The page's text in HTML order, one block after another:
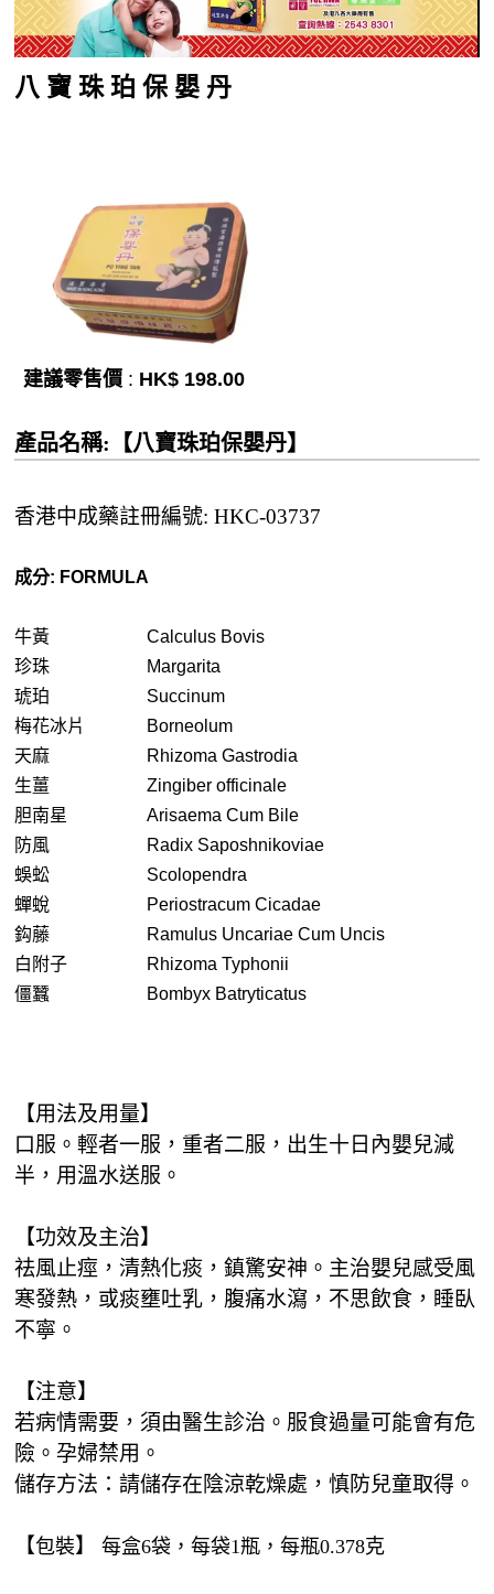
八 寶 珠 珀 保 嬰 丹
建議零售價 : HK$ 198.00
產品名稱:【八寶珠珀保嬰丹】
香港中成藥註冊編號: HKC-03737
成分: FORMULA
牛黃
Calculus Bovis
珍珠
Margarita
琥珀
Succinum
梅花冰片
Borneolum
天麻
Rhizoma Gastrodia
生薑
Zingiber officinale
胆南星
Arisaema Cum Bile
防風
Radix Saposhnikoviae
蜈蚣
Scolopendra
蟬蛻
Periostracum Cicadae
鈎藤
Ramulus Uncariae Cum Uncis
白附子
Rhizoma Typhonii
僵蠶
Bombyx Batryticatus
【用法及用量】
口服。輕者一服，重者二服，出生十日內嬰兒減
半，用溫水送服。
【功效及主治】
祛風止痙，清熱化痰，鎮驚安神。主治嬰兒感受風
寒發熱，或痰壅吐乳，腹痛水瀉，不思飲食，睡臥
不寧。
【注意】
若病情需要，須由醫生診治。服食過量可能會有危
險。孕婦禁用。
儲存方法：請儲存在陰涼乾燥處，慎防兒童取得。
【包裝】 每盒6袋，每袋1瓶，每瓶0.378克